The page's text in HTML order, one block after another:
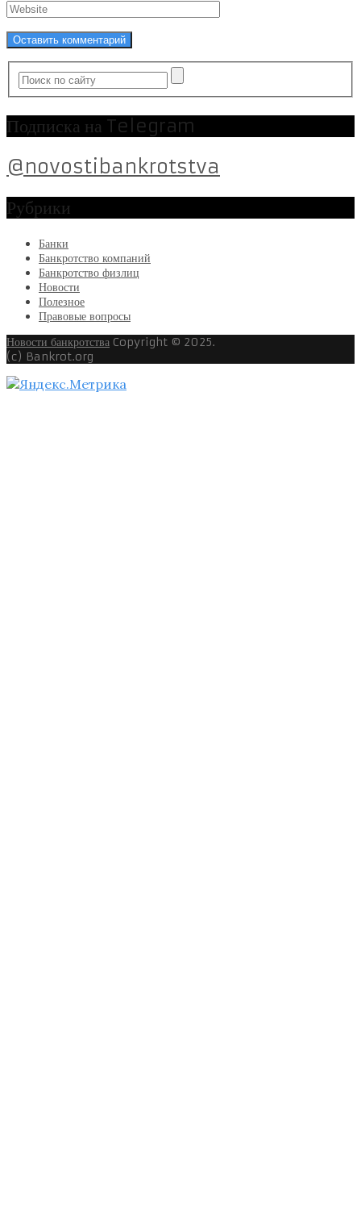
Подписка на Telegram
@novostibankrotstva
Рубрики
Банки
Банкротство компаний
Банкротство физлиц
Новости
Полезное
Правовые вопросы
Новости банкротства Copyright © 2025.
(c) Bankrot.org